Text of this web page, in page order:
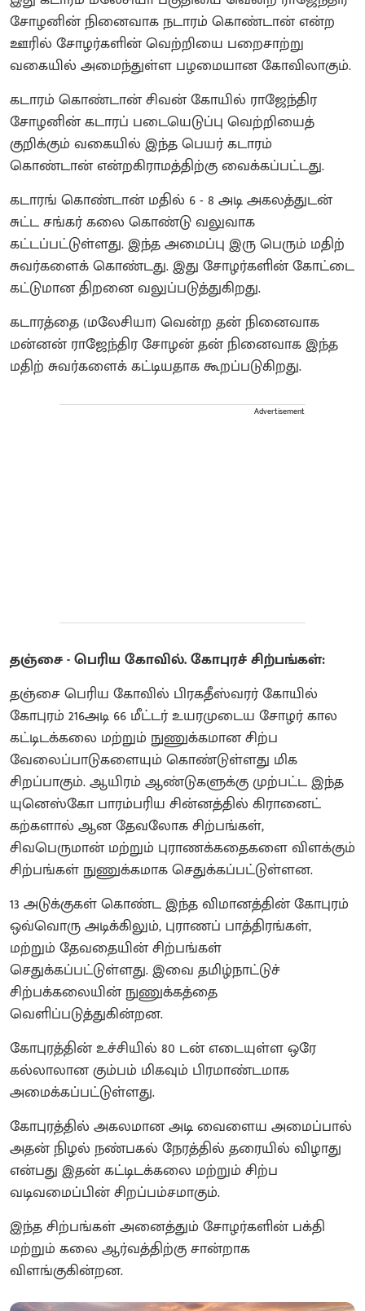
சோழனின் நினைவாக நடாரம் கொண்டான் என்ற
ஊரில் சோழர்களின் வெற்றியை பறைசாற்று
வகையில் அமைந்துள்ள பழமையான கோவிலாகும்.
கடாரம் கொண்டான் சிவன் கோயில் ராஜேந்திர
சோழனின் கடாரப் படையெடுப்பு வெற்றியைத்
குறிக்கும் வகையில் இந்த பெயர் கடாரம்
கொண்டான் என்றகிராமத்திற்கு வைக்கப்பட்டது.
கடாரங் கொண்டான் மதில் 6 - 8 அடி அகலத்துடன்
சுட்ட சங்கர் கலை கொண்டு வலுவாக
கட்டப்பட்டுள்ளது. இந்த அமைப்பு இரு பெரும் மதிற்
சுவர்களைக் கொண்டது. இது சோழர்களின் கோட்டை
கட்டுமான திறனை வலுப்படுத்துகிறது.
கடாரத்தை (மலேசியா) வென்ற தன் நினைவாக
மன்னன் ராஜேந்திர சோழன் தன் நினைவாக இந்த
மதிற் சுவர்களைக் கட்டியதாக கூறப்படுகிறது.
Advertisement
தஞ்சை - பெரிய கோவில். கோபுரச் சிற்பங்கள்:
தஞ்சை பெரிய கோவில் பிரகதீஸ்வரர் கோயில்
கோபுரம் 216அடி 66 மீட்டர் உயரமுடைய சோழர் கால
கட்டிடக்கலை மற்றும் நுணுக்கமான சிற்ப
வேலைப்பாடுகளையும் கொண்டுள்ளது மிக
சிறப்பாகும். ஆயிரம் ஆண்டுகளுக்கு முற்பட்ட இந்த
யுனெஸ்கோ பாரம்பரிய சின்னத்தில் கிரானைட்
கற்களால் ஆன தேவலோக சிற்பங்கள்,
சிவபெருமான் மற்றும் புராணக்கதைகளை விளக்கும்
சிற்பங்கள் நுணுக்கமாக செதுக்கப்பட்டுள்ளன.
13 அடுக்குகள் கொண்ட இந்த விமானத்தின் கோபுரம்
ஒவ்வொரு அடிக்கிலும், புராணப் பாத்திரங்கள்,
மற்றும் தேவதையின் சிற்பங்கள்
செதுக்கப்பட்டுள்ளது. இவை தமிழ்நாட்டுச்
சிற்பக்கலையின் நுணுக்கத்தை
வெளிப்படுத்துகின்றன.
கோபுரத்தின் உச்சியில் 80 டன் எடையுள்ள ஒரே
கல்லாலான கும்பம் மிகவும் பிரமாண்டமாக
அமைக்கப்பட்டுள்ளது.
கோபுரத்தில் அகலமான அடி வைளைய அமைப்பால்
அதன் நிழல் நண்பகல் நேரத்தில் தரையில் விழாது
என்பது இதன் கட்டிடக்கலை மற்றும் சிற்ப
வடிவமைப்பின் சிறப்பம்சமாகும்.
இந்த சிற்பங்கள் அனைத்தும் சோழர்களின் பக்தி
மற்றும் கலை ஆர்வத்திற்கு சான்றாக
விளங்குகின்றன.